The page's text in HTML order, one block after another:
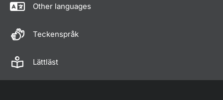
Other languages
Teckenspråk
Lättläst